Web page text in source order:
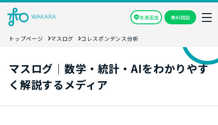
友達追加 無料相談
トップページ マスログ コレスポンデンス分析
マスログ｜数学・統計・AIをわかりやす
く解説するメディア